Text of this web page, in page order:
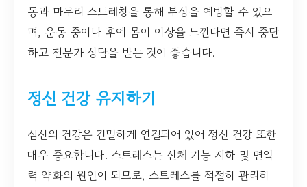
동과 마무리 스트레칭을 통해 부상을 예방할 수 있으
며, 운동 중이나 후에 몸이 이상을 느낀다면 즉시 중단
하고 전문가 상담을 받는 것이 좋습니다.
정신 건강 유지하기
심신의 건강은 긴밀하게 연결되어 있어 정신 건강 또한
매우 중요합니다. 스트레스는 신체 기능 저하 및 면역
력 약화의 원인이 되므로, 스트레스를 적절히 관리하